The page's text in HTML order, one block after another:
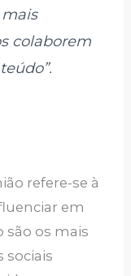
colaborem
refere-se à
em
são os mais
sociais